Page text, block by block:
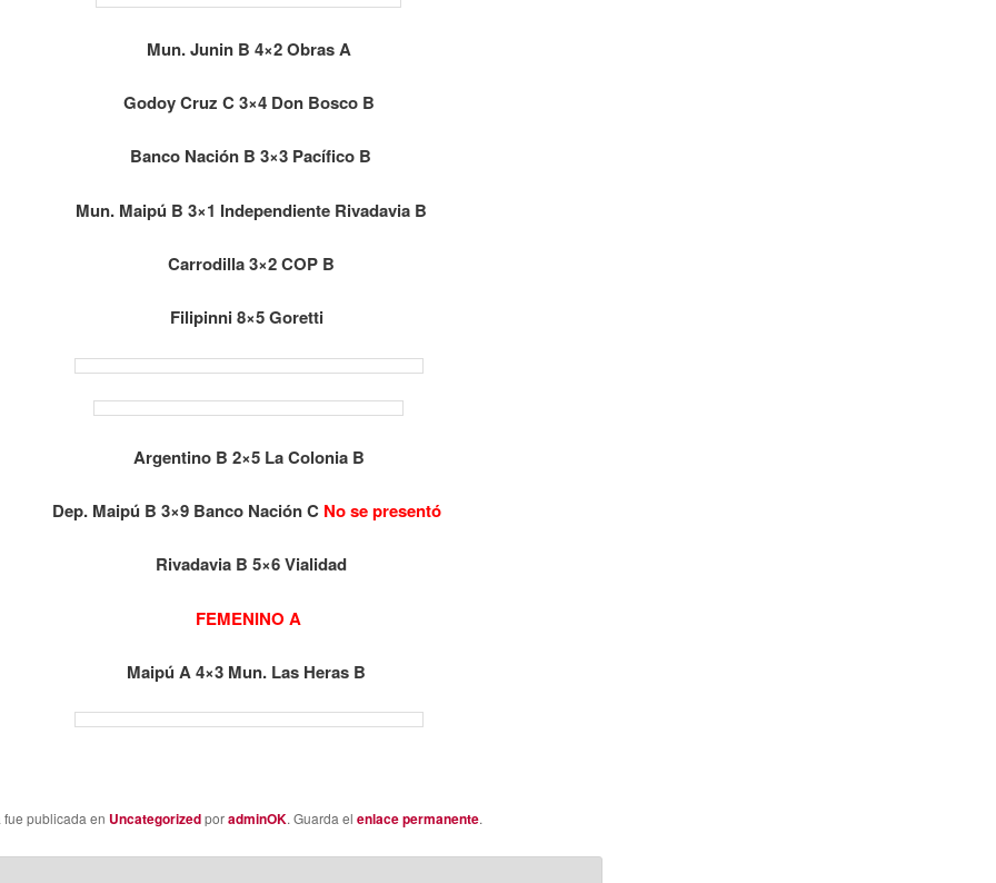
Mun. Junin B 4×2 Obras A
Godoy Cruz C 3×4 Don Bosco B
Banco Nación B 3×3 Pacífico B
Mun. Maipú B 3×1 Independiente Rivadavia B
Carrodilla 3×2 COP B
Filipinni 8×5 Goretti
Argentino B 2×5 La Colonia B
Dep. Maipú B 3×9 Banco Nación CNo se presentó
Rivadavia B 5×6 Vialidad
FEMENINO A
Maipú A 4×3 Mun. Las Heras B
fue publicada en UncategorizedporadminOK. Guarda el enlace permanente.